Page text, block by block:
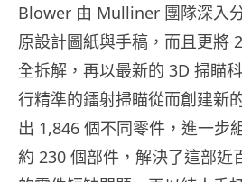
Blower 由 Mulliner 團隊深入
原設計圖紙與手稿，而且更將
全拆解，再以最新的 3D 掃瞄
行精準的鐳射掃瞄從而創建新
出 1,846 個不同零件，進一步
約 230 個部件，解決了這部近